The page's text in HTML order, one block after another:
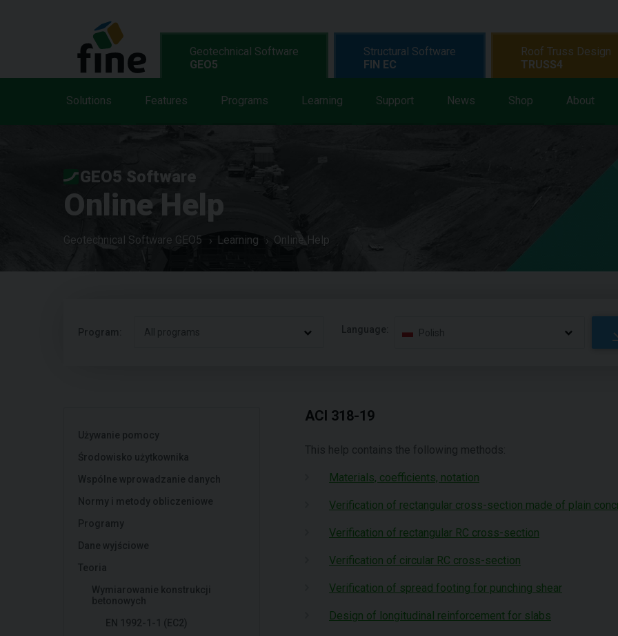
Geotechnical Software
GEO5
Solutions Features Programs Learning Support News Shop About
Structural Software
FIN EC
Roof Truss Design
TRUSS4
GEO5 Software
Online Help
Geotechnical Software GEO5 Learning Online Help
Program: All programs Language: Polish
Używanie pomocy
Środowisko użytkownika
Wspólne wprowadzanie danych
Normy i metody obliczeniowe
Programy
Dane wyjściowe
Teoria
Wymiarowanie konstrukcji
betonowych
EN 1992-1-1 (EC2)
ACI 318-19
This help contains the following methods:
Materials, coefficients, notation
Verification of rectangular cross-section made of plain
Verification of rectangular RC cross-section
Verification of circular RC cross-section
Verification of spread footing for punching shear
Design of longitudinal reinforcement for slabs